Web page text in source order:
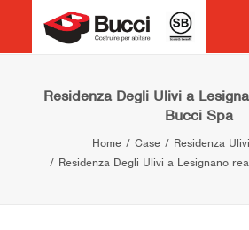
HOME
COSTRUIRE PER ABITARE
CHI SIAMO
Residenza Degli Ulivi a
Bucci Spa
Home Case
Residenza
Residenza Degli Ulivi a Lesignano